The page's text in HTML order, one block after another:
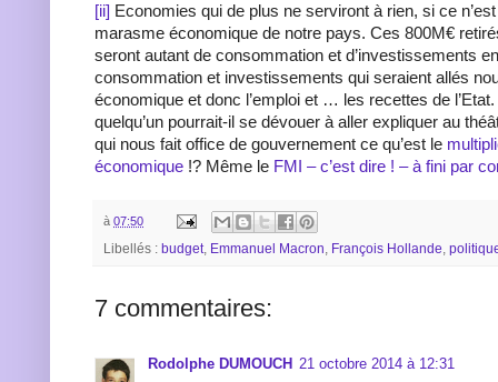
[ii] Economies qui de plus ne serviront à rien, si ce
marasme économique de notre pays. Ces 800M€
seront autant de consommation et d’investissements
consommation et investissements qui seraient allés
économique et donc l’emploi et … les recettes de
quelqu’un pourrait-il se dévouer à aller expliquer au
qui nous fait office de gouvernement ce qu’est le
économique !? Même le FMI – c’est dire ! – à fini par
à 07:50
Libellés : budget, Emmanuel Macron, François Hollande,
7 commentaires:
Rodolphe DUMOUCH 21 octobre 2014 à 12:31